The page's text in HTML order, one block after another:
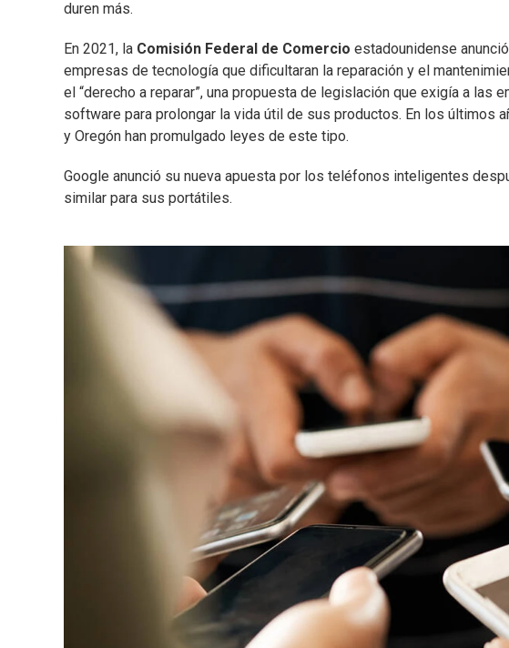
duren más.
En 2021, la Comisión Federal de Comercio estadounidense
empresas de tecnología que dificultaran la reparación y el
el “derecho a reparar”, una propuesta de legislación que exigía a las
software para prolongar la vida útil de sus productos. En los últimos
y Oregón han promulgado leyes de este tipo.
Google anunció su nueva apuesta por los teléfonos inteligentes
similar para sus portátiles.